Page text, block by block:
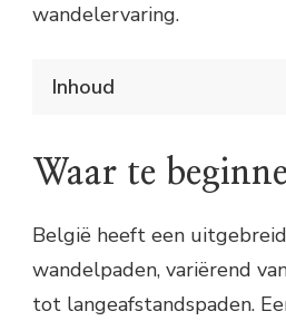
wandelervaring.
Inhoud
Waar te beginnen?
Wat neem je mee?
Populaire
Tips voor een
Waar te
België heeft een
wandelpaden, variërend
tot langeafstandspaden.